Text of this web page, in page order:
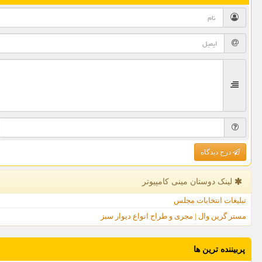
درج دیدگاه
لینک دوستان مینی كامپیوتر
تبلیغات انتخابات مجلس
مستر گرین وال | مجری و طراح انواع دیوار سبز
پربیننده ترین ها